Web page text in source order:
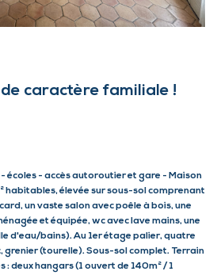
de caractère familiale !
écoles - accès autoroutier et gare - Maison
élevée sur sous-sol comprenant
un vaste salon avec poêle à bois, une
et équipée, wc avec lave mains, une
d'eau/bains). Au 1er étage palier, quatre
grenier (tourelle). Sous-sol complet. Terrain
: deux hangars (1 ouvert de 140m² / 1